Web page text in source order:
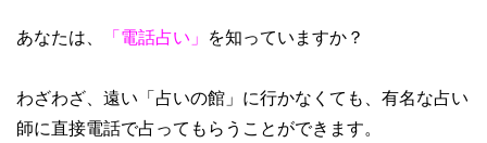
あなたは、 「電話占い」 を知っていますか？
わざわざ、遠い「占いの館」に行かなくても、有名な占い
師に直接電話で占ってもらうことができます。